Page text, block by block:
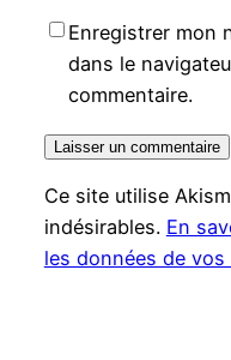
Enregistrer mon
dans le
commentaire.
Ce site utilise
indésirables. En
les données de